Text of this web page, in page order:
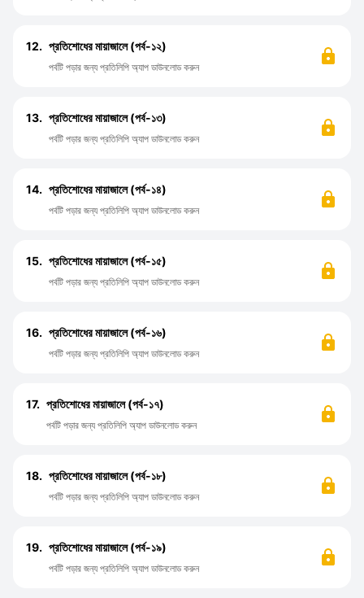
12. প্রতিশোধের মায়াজালে (পর্ব-১২)
পর্বটি পড়ার জন্য প্রতিলিপি অ্যাপ ডাউনলোড করুন
13. প্রতিশোধের মায়াজালে (পর্ব-১৩)
পর্বটি পড়ার জন্য প্রতিলিপি অ্যাপ ডাউনলোড করুন
14. প্রতিশোধের মায়াজালে (পর্ব-১৪)
পর্বটি পড়ার জন্য প্রতিলিপি অ্যাপ ডাউনলোড করুন
15. প্রতিশোধের মায়াজালে (পর্ব-১৫)
পর্বটি পড়ার জন্য প্রতিলিপি অ্যাপ ডাউনলোড করুন
16. প্রতিশোধের মায়াজালে (পর্ব-১৬)
পর্বটি পড়ার জন্য প্রতিলিপি অ্যাপ ডাউনলোড করুন
17. প্রতিশোধের মায়াজালে (পর্ব-১৭)
পর্বটি পড়ার জন্য প্রতিলিপি অ্যাপ ডাউনলোড করুন
18. প্রতিশোধের মায়াজালে (পর্ব-১৮)
পর্বটি পড়ার জন্য প্রতিলিপি অ্যাপ ডাউনলোড করুন
19. প্রতিশোধের মায়াজালে (পর্ব-১৯)
পর্বটি পড়ার জন্য প্রতিলিপি অ্যাপ ডাউনলোড করুন